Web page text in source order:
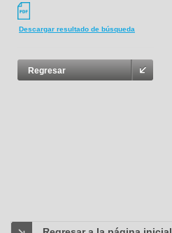
Descargar resultado de búsqueda
Regresar